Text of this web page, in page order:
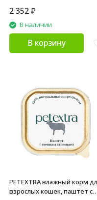
2 352₽
В наличии
В корзину
PETEXTRA влажный корм
взрослых кошек, паштет с